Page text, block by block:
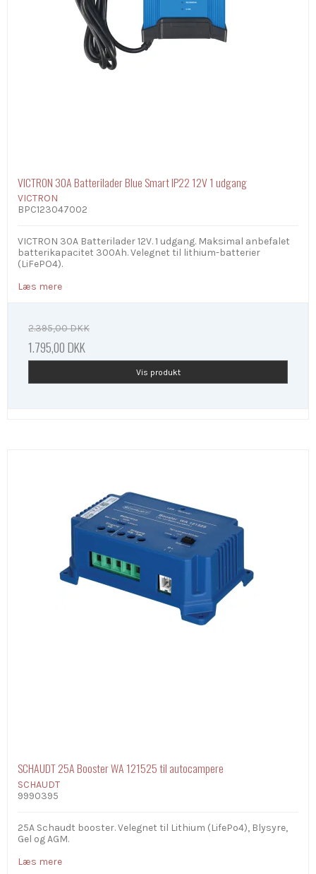
VICTRON 30A Batterilader Blue Smart IP22 12V 1 udgang
VICTRON
BPC123047002
VICTRON 30A Batterilader 12V. 1 udgang. Maksimal anbefalet
batterikapacitet 300Ah. Velegnet til lithium-batterier
(LiFePO4).
Læs mere
2.395,00 DKK
1.795,00 DKK
Vis produkt
SCHAUDT 25A Booster WA 121525 til autocampere
SCHAUDT
9990395
25A Schaudt booster. Velegnet til Lithium (LifePo4), Blysyre,
Gel og AGM.
Læs mere